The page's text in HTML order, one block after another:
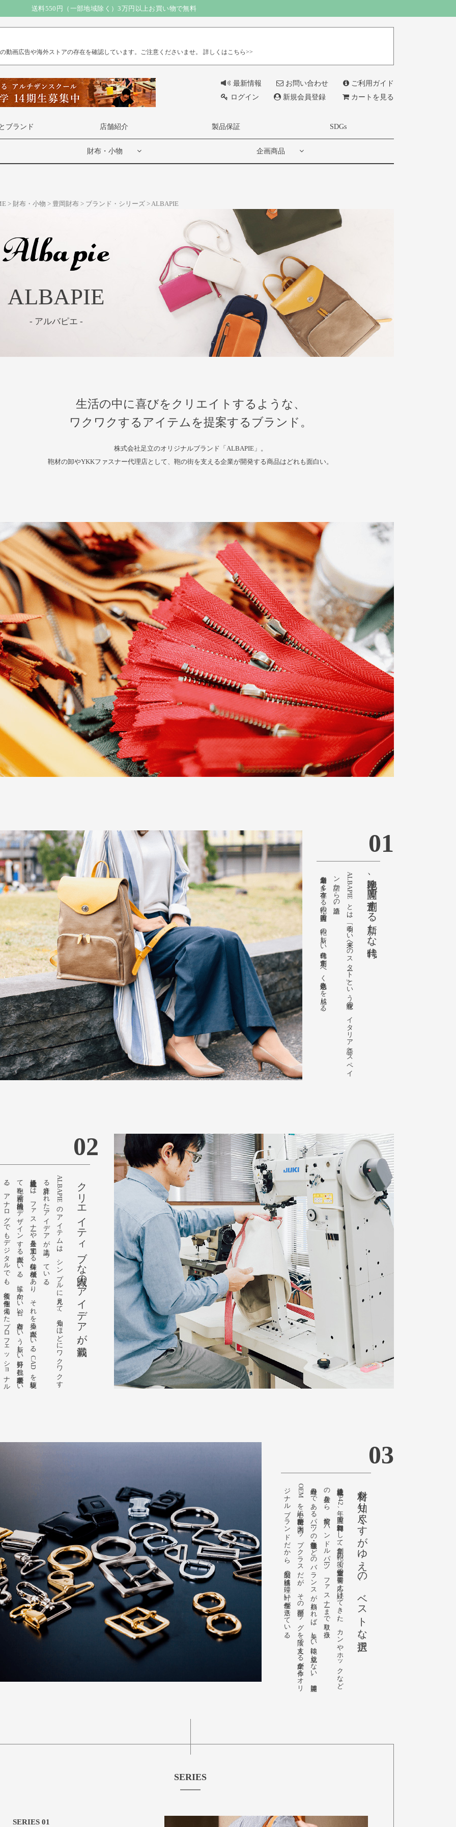
送料550円（一部地域除く）3万円以上お買い物で無料
動画広告や海外ストアの存在を確認しています。ご注意くださいませ。 詳しくはこちら>>
最新情報 お問い合わせ
ご利用ガイド
ログイン
新規会員登録 カートを見る
ブランド 店舗紹介 製品保証 SDGs
財布・小物 企画商品
財布・小物 豊岡財布 ブランド・シリーズ ALBAPIE
ALBAPIE
- アルバピエ -
生活の中に喜びをクリエイトするような、
ワクワクするアイテムを提案するブランド。
株式会社足立のオリジナルブランド「ALBAPIE」。
鞄材の卸やYKKファスナー代理店として、鞄の街を支える企業が開発する商品はどれも面白い。
01
鞄産地、豊岡で創造する新たな時代。
A
L
B
A
P
I
E
と
は
、
「明る
い
未来へ
の
ス
タ
ート
」と
い
う
意味の
、
イ
タ
リ
ア
語と
ス
ペ
イ
ン
語か
ら
の
造語。
老舗企業も多く存在する鞄の街・豊岡で、鞄の新しい時代を創造すべく意気込みを感じる。
02
クリエイティブな職人のアイデアが満載。
A
L
B
A
P
I
E
の
ア
イ
テ
ム
は
、
シ
ン
プ
ル
に
見え
て
、
知る
ほ
ど
に
ワ
ク
ワ
ク
す
る
計算さ
れ
た
ア
イ
デ
ア
が
詰ま
っ
て
い
る
。
株式会社足立に
は
、
フ
ァ
ス
ナ
ーや
金具を
加工す
る
特殊な
機械が
あ
り
、
そ
れ
を
操る
職人が
い
る
。
C
A
D
を
駆使し
て
鞄を
精密で
機能的に
デ
ザ
イ
ン
す
る
職人が
い
る
。
革に
向か
い
合い
、
財布と
い
う
新し
い
分野に
挑む
若手職人が
い
る
。
ア
ナ
ロ
グ
で
も
デ
ジ
タ
ル
で
も
、
技術と
個性を
備え
た
プ
ロ
フ
ェ
ッ
シ
ョ
ナ
ル
の
活躍で
、
ブ
ラ
ン
ド
が
躍進し
て
い
る
03
材料を知り尽くすがゆえの、ベストな選択。
株式会社足立は
1
9
4
2
年、
豊岡で
鞄材料卸と
し
て
創業。
鞄の
街で
製造企業の
需要に
応え
続け
て
き
た
。
カ
ン
や
ホ
ッ
ク
な
ど
の
金具か
ら
、
錠前や
ハ
ン
ド
ル
パ
ーツ
、
フ
ァ
ス
ナ
ーま
で
取り
扱う
。
骨組み
で
あ
る
パ
ーツ
の
寸法・形状・色な
ど
の
バ
ラ
ン
ス
が
崩れ
れ
ば
、
美し
い
鞄は
成立し
な
い
。
豊岡は
O
E
M
を
中心に
鞄出荷量が
国内ト
ッ
プ
ク
ラ
ス
だ
が
、
そ
の
国産バ
ッ
グ
を
陰で
支え
る
企業が
作る
オ
リ
ジ
ナ
ル
ブ
ラ
ン
ド
だ
か
ら
、
製品の
構造は
理に
叶い
個性が
活き
て
い
る
。
SERIES
SERIES 01